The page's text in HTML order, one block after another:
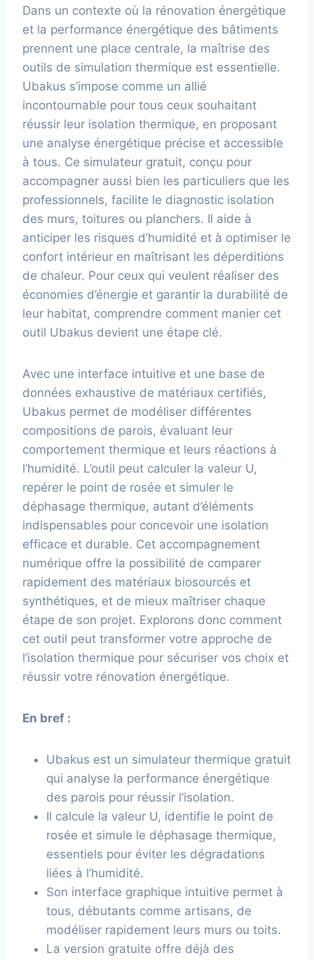
Dans un contexte où la rénovation énergétique
et la performance énergétique des bâtiments
prennent une place centrale, la maîtrise des
outils de simulation thermique est essentielle.
Ubakus s’impose comme un allié
incontournable pour tous ceux souhaitant
réussir leur isolation thermique, en proposant
une analyse énergétique précise et accessible
à tous. Ce simulateur gratuit, conçu pour
accompagner aussi bien les particuliers que les
professionnels, facilite le diagnostic isolation
des murs, toitures ou planchers. Il aide à
anticiper les risques d’humidité et à optimiser le
confort intérieur en maîtrisant les déperditions
de chaleur. Pour ceux qui veulent réaliser des
économies d’énergie et garantir la durabilité de
leur habitat, comprendre comment manier cet
outil Ubakus devient une étape clé.
Avec une interface intuitive et une base de
données exhaustive de matériaux certifiés,
Ubakus permet de modéliser différentes
compositions de parois, évaluant leur
comportement thermique et leurs réactions à
l’humidité. L’outil peut calculer la valeur U,
repérer le point de rosée et simuler le
déphasage thermique, autant d’éléments
indispensables pour concevoir une isolation
efficace et durable. Cet accompagnement
numérique offre la possibilité de comparer
rapidement des matériaux biosourcés et
synthétiques, et de mieux maîtriser chaque
étape de son projet. Explorons donc comment
cet outil peut transformer votre approche de
l’isolation thermique pour sécuriser vos choix et
réussir votre rénovation énergétique.
En bref :
Ubakus est un simulateur thermique gratuit
qui analyse la performance énergétique
des parois pour réussir l’isolation.
Il calcule la valeur U, identifie le point de
rosée et simule le déphasage thermique,
essentiels pour éviter les dégradations
liées à l’humidité.
Son interface graphique intuitive permet à
tous, débutants comme artisans, de
modéliser rapidement leurs murs ou toits.
La version gratuite offre déjà des